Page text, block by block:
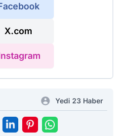
X.com
Yedi 23 Haber